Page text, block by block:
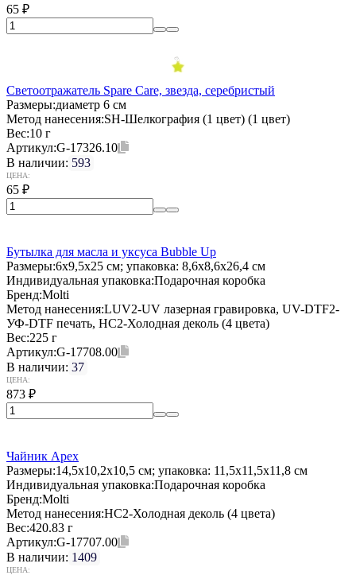
65 ₽
Светоотражатель Spare Care, звезда, серебристый
Размеры:диаметр 6 см
Метод нанесения:SH-Шелкография (1 цвет) (1 цвет)
Вес:10 г
Артикул:G-17326.10
В наличии: 593
ЦЕНА:
65 ₽
Бутылка для масла и уксуса Bubble Up
Размеры:6x9,5x25 см; упаковка: 8,6x8,6x26,4 см
Индивидуальная упаковка:Подарочная коробка
Бренд:Molti
Метод нанесения:LUV2-UV лазерная гравировка, UV-DTF2-
УФ-DTF печать, HC2-Холодная деколь (4 цвета)
Вес:225 г
Артикул:G-17708.00
В наличии: 37
ЦЕНА:
873 ₽
Чайник Apex
Размеры:14,5x10,2x10,5 см; упаковка: 11,5x11,5x11,8 см
Индивидуальная упаковка:Подарочная коробка
Бренд:Molti
Метод нанесения:HC2-Холодная деколь (4 цвета)
Вес:420.83 г
Артикул:G-17707.00
В наличии: 1409
ЦЕНА: